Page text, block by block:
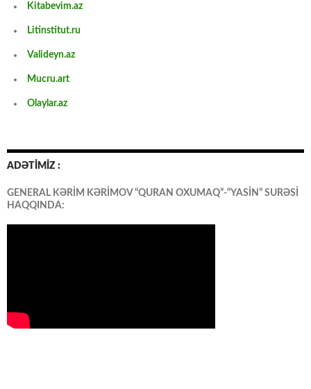
Kitabevim.az
Litinstitut.ru
Valideyn.az
Mucru.art
Olaylar.az
ADƏTİMİZ :
GENERAL KƏRİM KƏRİMOV “QURAN OXUMAQ”-“YASİN” SURƏSİ
HAQQINDA: